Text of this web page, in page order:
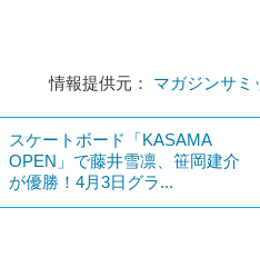
情報提供元： マガジンサミ
スケートボード「KASAMA
OPEN」で藤井雪凛、笹岡建介
が優勝！4月3日グラ...